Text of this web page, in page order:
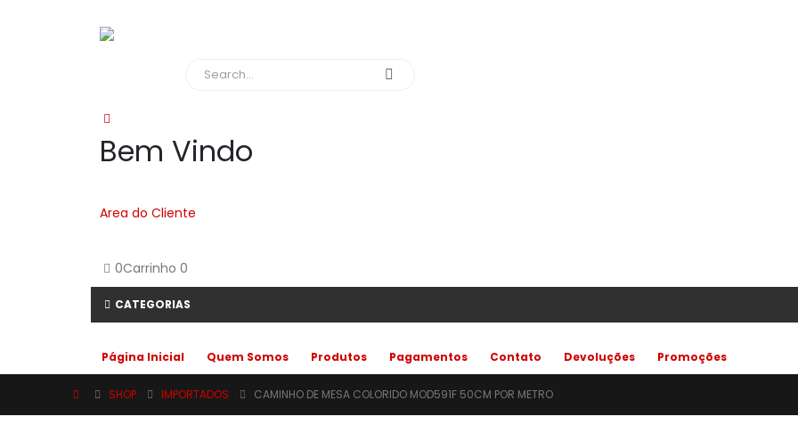
Bem Vindo
Area do Cliente
0Carrinho 0
CATEGORIAS
Página Inicial Quem Somos Produtos Pagamentos Contato Devoluções Promoções
SHOP IMPORTADOS CAMINHO DE MESA COLORIDO MOD591F 50CM POR METRO